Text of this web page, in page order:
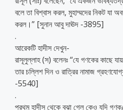
বলে তা বিশ্বাস করল, মুহাম্মদের নিকট যা
করল।” [সুনান আবু দাঊদ -3895]
.
আরেকটি হাদীস দেখুন-
রাসূলুল্লাহ (স) বলেনঃ “যে গণকের কাছে
তার চল্লিশ দিন ও রাত্রির নামাজ
-5540]
.
প্রথম হাদীস থেকে বুঝা গেল কেও যদি